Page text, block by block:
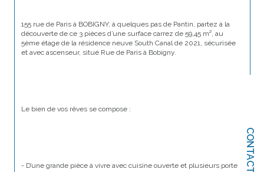
CONTACT
155 rue de Paris à BOBIGNY, à quelques pas de Pantin, partez à la
découverte de ce 3 pièces d’une surface carrez de 59,45 m², au
5ème étage de la résidence neuve South Canal de 2021, sécurisée
et avec ascenseur, situé Rue de Paris à Bobigny.
Le bien de vos rêves se compose :
- D’une grande pièce à vivre avec cuisine ouverte et plusieurs portes